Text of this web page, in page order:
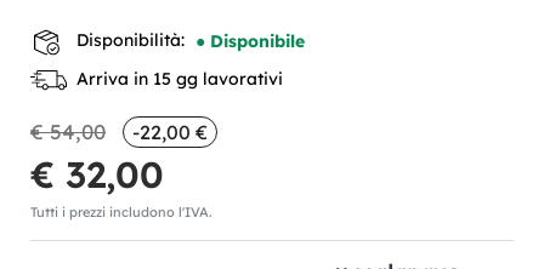
Disponibilità: ● Disponibile
Arriva in 15 gg lavorativi
€ 54,00 -22,00 €
€ 32,00
Tutti i prezzi includono l'IVA.